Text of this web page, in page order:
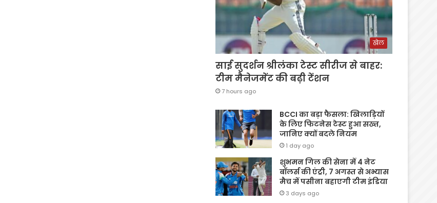
खेल
साई सुदर्शन श्रीलंका टेस्ट सीरीज से बाहर:
टीम मैनेजमेंट की बढ़ी टेंशन
7 hours ago
BCCI का बड़ा फैसला: खिलाड़ियों
के लिए फिटनेस टेस्ट हुआ सख्त,
जानिए क्यों बदले नियम
1 day ago
शुभमन गिल की सेना में 4 नेट
बॉलर्स की एंट्री, 7 अगस्त से अभ्यास
मैच में पसीना बहाएगी टीम इंडिया
3 days ago